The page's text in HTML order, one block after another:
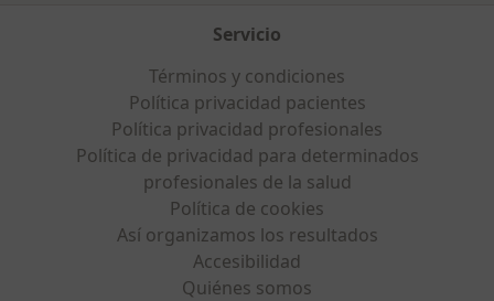
Servicio
Términos y condiciones
Política privacidad pacientes
Política privacidad profesionales
Política de privacidad para determinados
profesionales de la salud
Política de cookies
Así organizamos los resultados
Accesibilidad
Quiénes somos